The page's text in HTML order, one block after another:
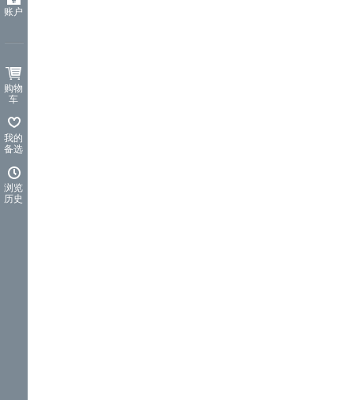
账户
购物
车
我的
备选
浏览
历史